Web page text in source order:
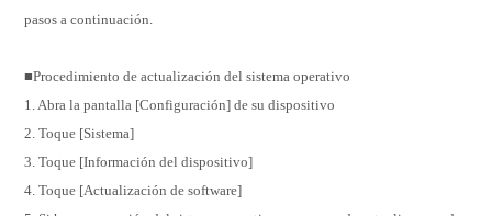
pasos a continuación.
■Procedimiento de actualización del sistema operativo
1. Abra la pantalla [Configuración] de su dispositivo
2. Toque [Sistema]
3. Toque [Información del dispositivo]
4. Toque [Actualización de software]